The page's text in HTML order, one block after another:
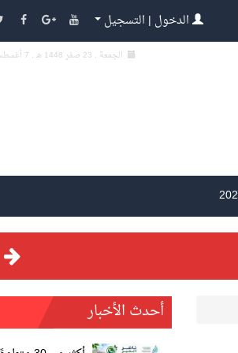
الدخول | التسجيل
الجمعة , 23 صفر 1448 هـ , 7 أغسطس 2026 م
أحدث الأخبار